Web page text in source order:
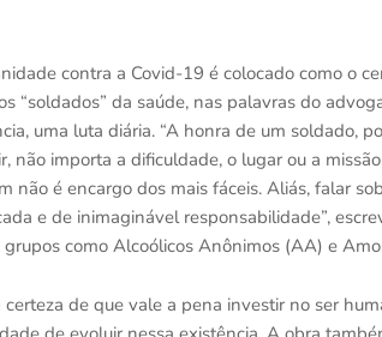
contra a Covid-19 é colocado como o
“soldados” da saúde, nas palavras do
uma luta diária. “A honra de um soldado,
não importa a dificuldade, o lugar ou a
não é encargo dos mais fáceis. Aliás, falar
e de inimaginável responsabilidade”,
como Alcoólicos Anônimos (AA) e
de que vale a pena investir no ser